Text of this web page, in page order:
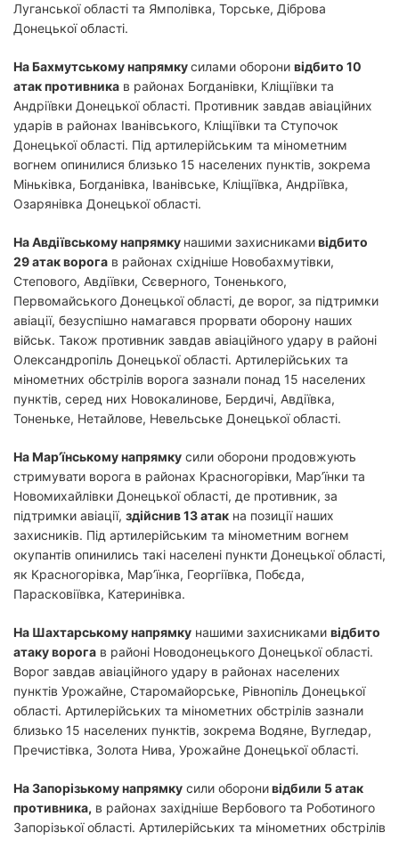
Луганської області та Ямполівка, Торське, Діброва
Донецької області.
На Бахмутському напрямкусилами оборони відбито 10
атак противника в районах Богданівки, Кліщіївки та
Андріївки Донецької області. Противник завдав авіаційних
ударів в районах Іванівського, Кліщіївки та Ступочок
Донецької області. Під артилерійським та мінометним
вогнем опинилися близько 15 населених пунктів, зокрема
Міньківка, Богданівка, Іванівське, Кліщіївка, Андріївка,
Озарянівка Донецької області.
На Авдіївському напрямку нашими захисникамивідбито
29 атак ворога в районах східніше Новобахмутівки,
Степового, Авдіївки, Сєверного, Тоненького,
Первомайського Донецької області, де ворог, за підтримки
авіації, безуспішно намагався прорвати оборону наших
військ. Також противник завдав авіаційного удару в районі
Олександропіль Донецької області. Артилерійських та
мінометних обстрілів ворога зазнали понад 15 населених
пунктів, серед них Новокалинове, Бердичі, Авдіївка,
Тоненьке, Нетайлове, Невельське Донецької області.
На Мар’їнському напрямку сили оборони продовжують
стримувати ворога в районах Красногорівки, Мар’їнки та
Новомихайлівки Донецької області, де противник, за
підтримки авіації, здійснив 13 атак на позиції наших
захисників. Під артилерійським та мінометним вогнем
окупантів опинились такі населені пункти Донецької області,
як Красногорівка, Мар’їнка, Георгіївка, Побєда,
Парасковіївка, Катеринівка.
На Шахтарському напрямку нашими захисниками відбито
атаку ворога в районі Новодонецького Донецької області.
Ворог завдав авіаційного удару в районах населених
пунктів Урожайне, Старомайорське, Рівнопіль Донецької
області. Артилерійських та мінометних обстрілів зазнали
близько 15 населених пунктів, зокрема Водяне, Вугледар,
Пречистівка, Золота Нива, Урожайне Донецької області.
На Запорізькому напрямку сили оборонивідбили 5 атак
противника, в районах західніше Вербового та Роботиного
Запорізької області. Артилерійських та мінометних обстрілів